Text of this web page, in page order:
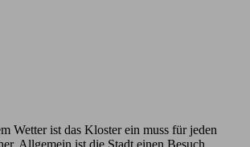
Wetter ist das Kloster ein muss für jeden
Allgemein ist die Stadt einen Besuch